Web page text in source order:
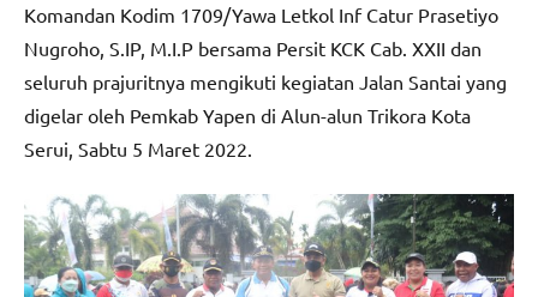
Komandan Kodim 1709/Yawa Letkol Inf Catur Prasetiyo
Nugroho, S.IP, M.I.P bersama Persit KCK Cab. XXII dan
seluruh prajuritnya mengikuti kegiatan Jalan Santai yang
digelar oleh Pemkab Yapen di Alun-alun Trikora Kota
Serui, Sabtu 5 Maret 2022.